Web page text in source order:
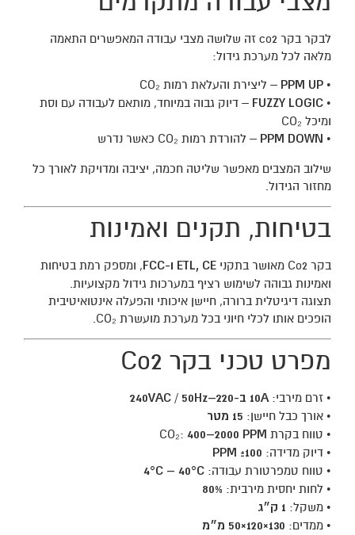
לבקר בקר co2 זה שלושה מצבי עבודה המאפשרים התאמה
מלאה לכל מערכת גידול:
•
PPM UP – ליצירת והעלאת רמות CO₂
•
FUZZY LOGIC – דיוק גבוה במיוחד, מותאם לעבודה עם וסת
ומיכל CO₂
•
PPM DOWN – להורדת רמות CO₂ כאשר נדרש
שילוב המצבים מאפשר שליטה חכמה, יציבה ומדויקת לאורך כל
מחזור הגידול.
בטיחות, תקנים ואמינות
בקר Co2 מאושר בתקני ETL, CE ו-FCC
, ומספק רמת בטיחות
ואמינות גבוהה לשימוש רציף במערכות גידול מקצועיות.
תצוגה דיגיטלית ברורה, חיישן איכותי והפעלה אינטואיטיבית
הופכים אותו לכלי חיוני בכל מערכת מועשרת CO₂.
מפרט טכני בקר Co2
• זרם מירבי:10A ב-220–240VAC / 50Hz
• אורך כבל חיישן: 15 מטר
• טווח בקרת CO₂: 400–2000 PPM
• דיוק מדידה: ±100 PPM
• טווח טמפרטורת עבודה: 4°C – 40°C
• לחות יחסית מירבית: 80%
• משקל: 1 ק״ג
• ממדים: 130×120×50 מ״מ